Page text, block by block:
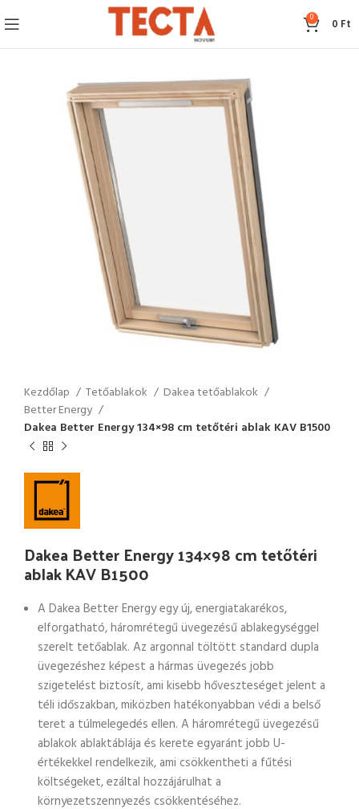
0 0 Ft
Kezdőlap Tetőablakok
Dakea tetőablakok
Better Energy
Dakea Better Energy 134×98 cm tetőtéri ablak KAV B1500
Dakea Better Energy 134×98 cm tetőtéri
ablak KAV B1500
A Dakea Better Energy egy új, energiatakarékos,
elforgatható, háromrétegű üvegezésű ablakegységgel
szerelt tetőablak. Az argonnal töltött standard dupla
üvegezéshez képest a hármas üvegezés jobb
szigetelést biztosít, ami kisebb hőveszteséget jelent a
téli időszakban, miközben hatékonyabban védi a belső
teret a túlmelegedés ellen. A háromrétegű üvegezésű
ablakok ablaktáblája és kerete egyaránt jobb U-
értékekkel rendelkezik, ami csökkentheti a fűtési
költségeket, ezáltal hozzájárulhat a
környezetszennyezés csökkentéséhez.